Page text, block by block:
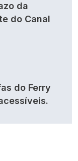
da
do Canal
do Ferry